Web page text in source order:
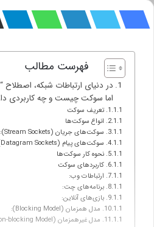
فهرست مطالب
در دنیای ارتباطات شبکه،
اما سوکت چیست و چه کاربردی
تعریف سوکت
انواع سوکت‌ها
سوکت‌های جریان (Stream Sockets):
سوکت‌های پیام (Datagram Sockets):
نحوه کار سوکت‌ها
کاربردهای سوکت
ارتباطات وب:
برنامه‌های چت:
بازی‌های آنلاین:
مدل همزمان (Blocking Model):
مدل غیرهمزمان (Non-blocking Model):